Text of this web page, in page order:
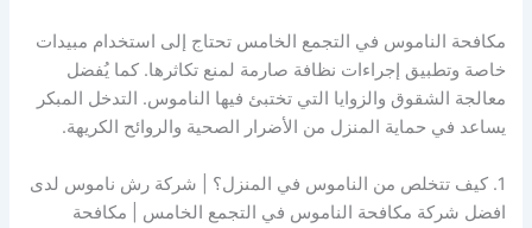
مكافحة الناموس في التجمع الخامس تحتاج إلى استخدام مبيدات
خاصة وتطبيق إجراءات نظافة صارمة لمنع تكاثرها. كما يُفضل
معالجة الشقوق والزوايا التي تختبئ فيها الناموس. التدخل المبكر
يساعد في حماية المنزل من الأضرار الصحية والروائح الكريهة.
1. كيف تتخلص من الناموس في المنزل؟ | شركة رش ناموس لدى
افضل شركة مكافحة الناموس في التجمع الخامس | مكافحة